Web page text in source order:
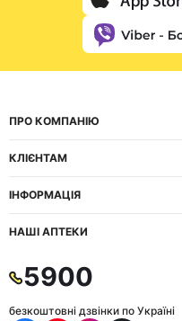
ПРО КОМПАНІЮ
КЛІЄНТАМ
ІНФОРМАЦІЯ
НАШІ АПТЕКИ
5900
безкоштовні дзвінки по Україні